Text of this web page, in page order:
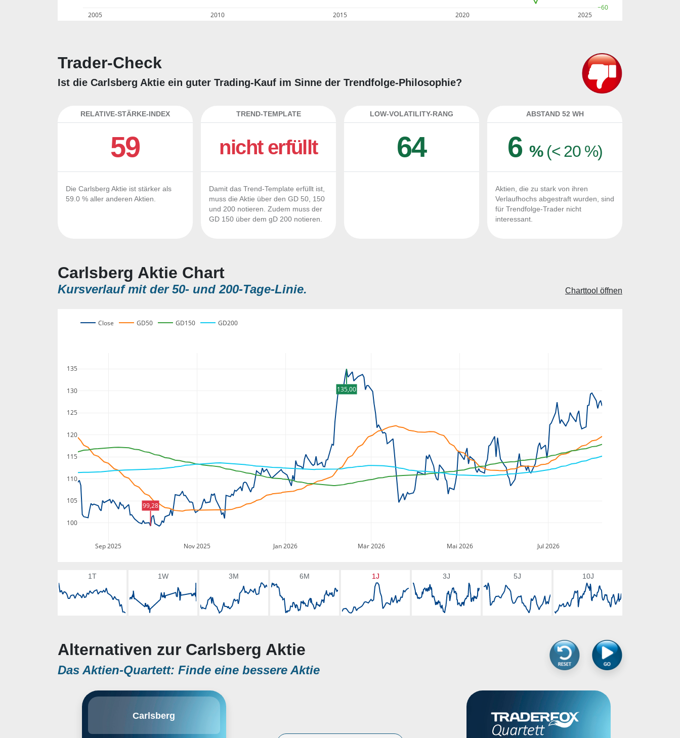
2005 2010 2015 2020 2025
−60
Trader-Check
Ist die Carlsberg Aktie ein guter Trading-Kauf im Sinne der Trendfolge-Philosophie?
RELATIVE-STÄRKE-INDEX
59
Die Carlsberg Aktie ist stärker als
59.0 % aller anderen Aktien.
TREND-TEMPLATE
nicht erfüllt
Damit das Trend-Template erfüllt ist,
muss die Aktie über den GD 50, 150
und 200 notieren. Zudem muss der
GD 150 über dem gD 200 notieren.
LOW-VOLATILITY-RANG
64
ABSTAND 52 WH
6% (< 20 %)
Aktien, die zu stark von ihren
Verlaufhochs abgestraft wurden, sind
für Trendfolge-Trader nicht
interessant.
Carlsberg Aktie Chart
Kursverlauf mit der 50- und 200-Tage-Linie. Charttool öffnen
Sep 2025 Nov 2025 Jan 2026 Mär 2026 Mai 2026 Jul 2026
100
105
110
115
120
125
130
135
Close GD50 GD150 GD200
135,00
99,28
1T 1W 3M 6M 1J 3J 5J 10J
Alternativen zur Carlsberg Aktie
Das Aktien-Quartett: Finde eine bessere Aktie
Carlsberg
Kombination von Anheuser-Busch
viertgrößte Brauer der Welt mit